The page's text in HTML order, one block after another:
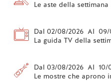
Le aste della settimana
Dal 02/08/2026 Al 09/
La guida TV della
Dal 03/08/2026 Al 10/
Le mostre che aprono